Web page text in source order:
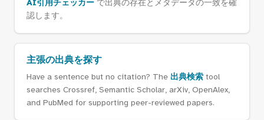
AI引用チェッカー で出典の存在とメタデータの一致を確
認します。
主張の出典を探す
Have a sentence but no citation? The 出典検索 tool
searches Crossref, Semantic Scholar, arXiv, OpenAlex,
and PubMed for supporting peer-reviewed papers.